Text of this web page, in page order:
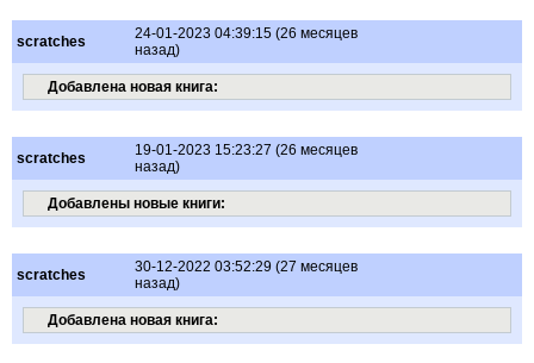
scratches
24-01-2023 04:39:15 (26 месяцев
назад)
Добавлена новая книга:
scratches
19-01-2023 15:23:27 (26 месяцев
назад)
Добавлены новые книги:
scratches
30-12-2022 03:52:29 (27 месяцев
назад)
Добавлена новая книга: